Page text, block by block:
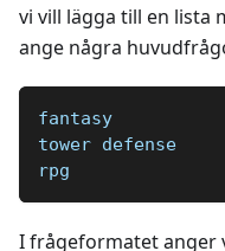
vi vill lägga till en lista
ange några
fantasy
tower defense
rpg
I frågeformatet anger